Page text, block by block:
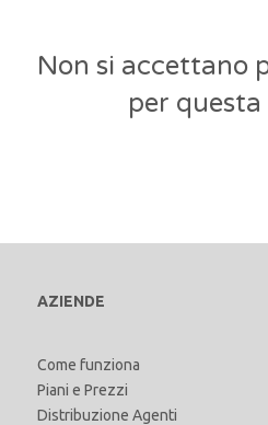
Non si accettano
per
AZIENDE
Come funziona
Piani e Prezzi
Distribuzione Agenti